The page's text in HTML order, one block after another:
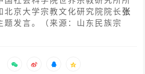
北京大学宗教文化研究院院长张
题发言。（来源：山东民族宗